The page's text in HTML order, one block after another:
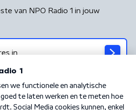
van NPO Radio 1 in jouw